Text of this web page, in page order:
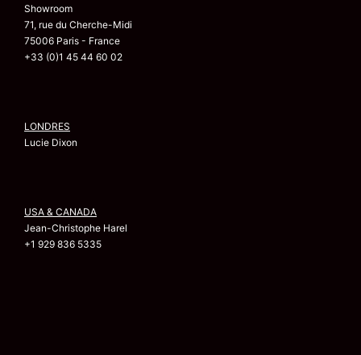
Showroom
71, rue du Cherche-Midi
75006 Paris - France
+33 (0)1 45 44 60 02
LONDRES
Lucie Dixon
USA & CANADA
Jean-Christophe Harel
+1 929 836 5335